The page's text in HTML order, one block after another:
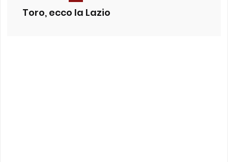
Toro, ecco la Lazio